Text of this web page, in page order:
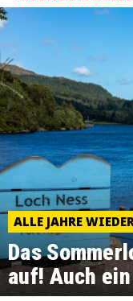
ALLE JAHRE
Das
auf! Auch ein